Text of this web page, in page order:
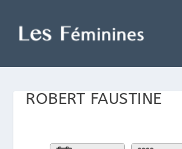
ROBERT FAUSTINE